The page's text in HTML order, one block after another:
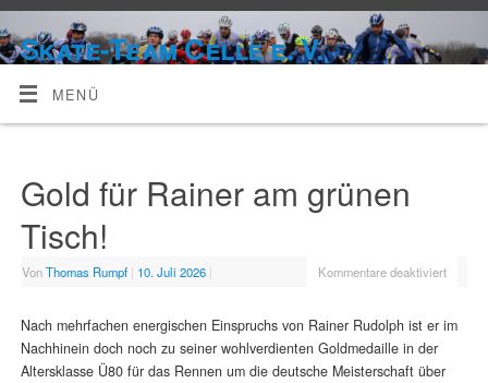
Skate-Team Celle e. V.
MENÜ
Gold für Rainer am grünen
Tisch!
VonThomas Rumpf | 10. Juli 2026 | Kommentare deaktiviert
Nach mehrfachen energischen Einspruchs von Rainer Rudolph ist er im
Nachhinein doch noch zu seiner wohlverdienten Goldmedaille in der
Altersklasse Ü80 für das Rennen um die deutsche Meisterschaft über